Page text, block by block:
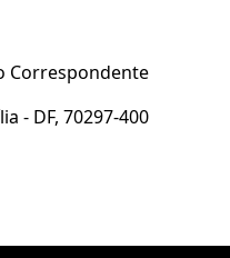
Correspondente
- DF, 70297-400